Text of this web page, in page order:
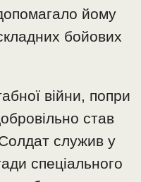
йому
бойових
війни, попри
став
служив у
спеціального